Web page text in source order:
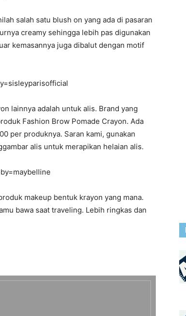
salah satu blush on yang ada di pasaran
creamy sehingga lebih pas digunakan
kemasannya juga dibalut dengan motif
lainnya adalah untuk alis. Brand yang
Fashion Brow Pomade Crayon. Ada
per produknya. Saran kami, gunakan
alis untuk merapikan helaian alis.
makeup bentuk krayon yang mana.
bawa saat traveling. Lebih ringkas dan